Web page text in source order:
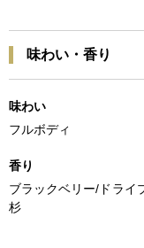
味わい・香り
味わい
フルボディ
香り
ブラックベリー/ドライ
杉